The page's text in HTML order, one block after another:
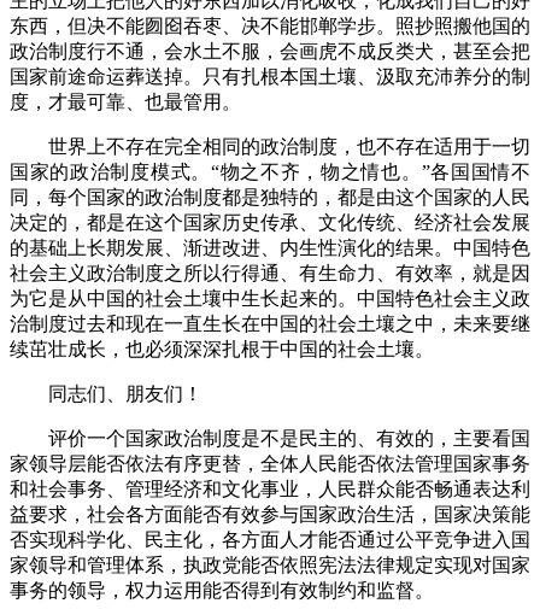
东西，但决不能囫囵吞枣、决不能邯郸学步。照抄照搬他国的
政治制度行不通，会水土不服，会画虎不成反类犬，甚至会把
国家前途命运葬送掉。只有扎根本国土壤、汲取充沛养分的制
度，才最可靠、也最管用。
世界上不存在完全相同的政治制度，也不存在适用于一切
国家的政治制度模式。“物之不齐，物之情也。”各国国情不
同，每个国家的政治制度都是独特的，都是由这个国家的人民
决定的，都是在这个国家历史传承、文化传统、经济社会发展
的基础上长期发展、渐进改进、内生性演化的结果。中国特色
社会主义政治制度之所以行得通、有生命力、有效率，就是因
为它是从中国的社会土壤中生长起来的。中国特色社会主义政
治制度过去和现在一直生长在中国的社会土壤之中，未来要继
续茁壮成长，也必须深深扎根于中国的社会土壤。
同志们、朋友们！
评价一个国家政治制度是不是民主的、有效的，主要看国
家领导层能否依法有序更替，全体人民能否依法管理国家事务
和社会事务、管理经济和文化事业，人民群众能否畅通表达利
益要求，社会各方面能否有效参与国家政治生活，国家决策能
否实现科学化、民主化，各方面人才能否通过公平竞争进入国
家领导和管理体系，执政党能否依照宪法法律规定实现对国家
事务的领导，权力运用能否得到有效制约和监督。